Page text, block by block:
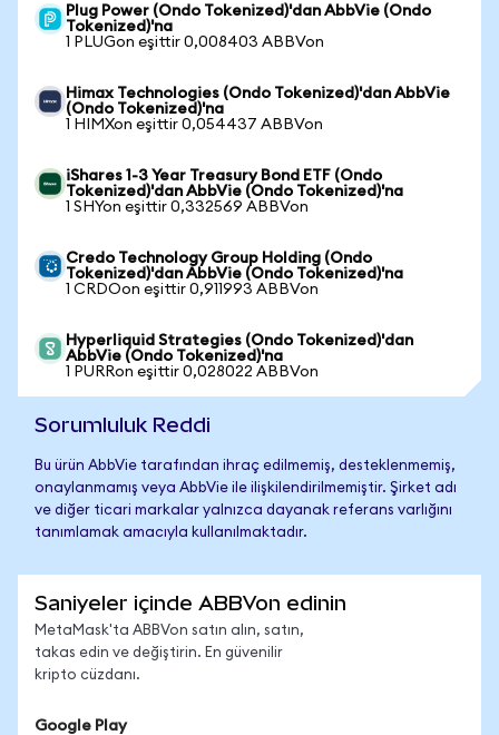
Plug Power (Ondo Tokenized)'dan AbbVie (Ondo
Tokenized)'na
1 PLUGon eşittir 0,008403 ABBVon
Himax Technologies (Ondo Tokenized)'dan AbbVie
(Ondo Tokenized)'na
1 HIMXon eşittir 0,054437 ABBVon
iShares 1-3 Year Treasury Bond ETF (Ondo
Tokenized)'dan AbbVie (Ondo Tokenized)'na
1 SHYon eşittir 0,332569 ABBVon
Credo Technology Group Holding (Ondo
Tokenized)'dan AbbVie (Ondo Tokenized)'na
1 CRDOon eşittir 0,911993 ABBVon
Hyperliquid Strategies (Ondo Tokenized)'dan
AbbVie (Ondo Tokenized)'na
1 PURRon eşittir 0,028022 ABBVon
Sorumluluk Reddi
Bu ürün AbbVie tarafından ihraç edilmemiş, desteklenmemiş,
onaylanmamış veya AbbVie ile ilişkilendirilmemiştir. Şirket adı
ve diğer ticari markalar yalnızca dayanak referans varlığını
tanımlamak amacıyla kullanılmaktadır.
Saniyeler içinde ABBVon edinin
MetaMask'ta ABBVon satın alın, satın,
takas edin ve değiştirin. En güvenilir
kripto cüzdanı.
Google Play